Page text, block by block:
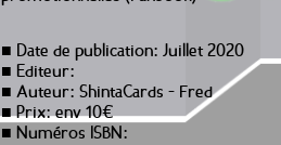
■ Date de publication: Juillet 2020
■ Editeur:
■ Auteur: ShintaCards - Fred
■ Prix: env 10€
■ Numéros ISBN: